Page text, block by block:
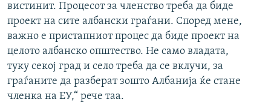
вистинит. Процесот за членство треба да биде
проект на сите албански граѓани. Според мене,
важно е пристапниот процес да биде проект на
целото албанско општество. Не само владата,
туку секој град и село треба да се вклучи, за
граѓаните да разберат зошто Албанија ќе стане
членка на ЕУ,“ рече таа.